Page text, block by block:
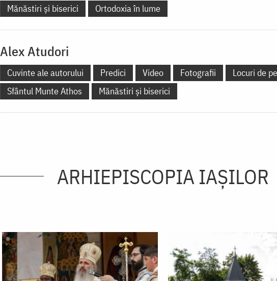
Mănăstiri și biserici
Ortodoxia în lume
Alex Atudori
Cuvinte ale autorului Predici Video Fotografii
Locuri de
Sfântul Munte Athos
Mănăstiri și biserici
ARHIEPISCOPIA IAŞILOR